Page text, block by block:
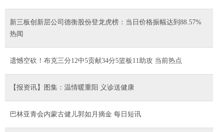
新三板创新层公司德衡股份登龙虎榜：当日价格振幅达到88.57%
热闻
遗憾空砍！布克三分12中5贡献34分5篮板11助攻 当前热点
【报资讯】图集：温情暖重阳 义诊送健康
巴林亚青会内蒙古健儿郭如月摘金 每日短讯